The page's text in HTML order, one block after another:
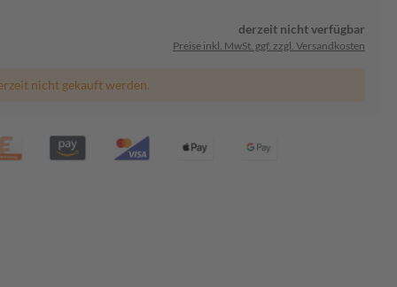
derzeit nicht verfügbar
Preise inkl. MwSt. ggf. zzgl. Versandkosten
nicht gekauft werden.